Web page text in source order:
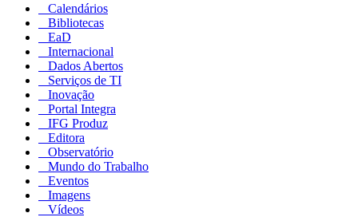
Calendários
Bibliotecas
EaD
Internacional
Dados Abertos
Serviços de TI
Inovação
Portal Integra
IFG Produz
Editora
Observatório
Mundo do Trabalho
Eventos
Imagens
Vídeos